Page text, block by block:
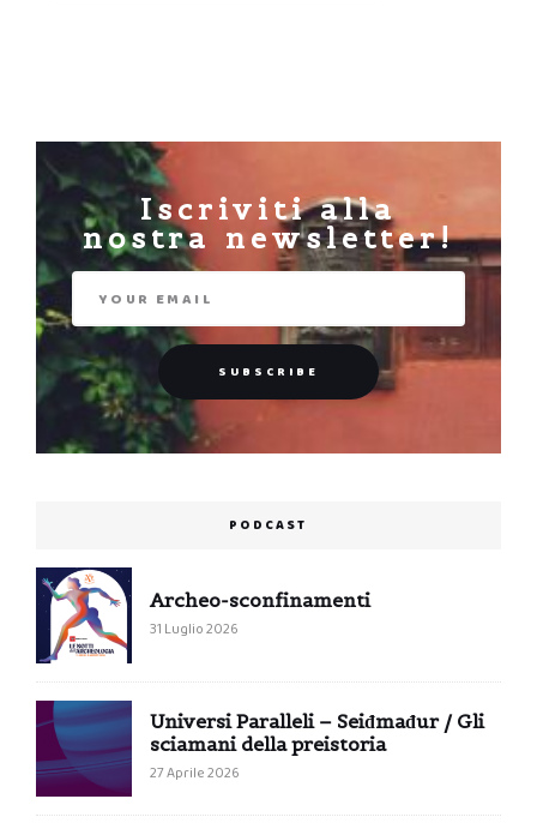
Iscriviti alla
nostra newsletter!
PODCAST
Archeo-sconfinamenti
31 Luglio 2026
Universi Paralleli – Seiđmađur / Gli
sciamani della preistoria
27 Aprile 2026